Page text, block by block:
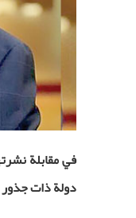
في مقابلة
دولة ذات